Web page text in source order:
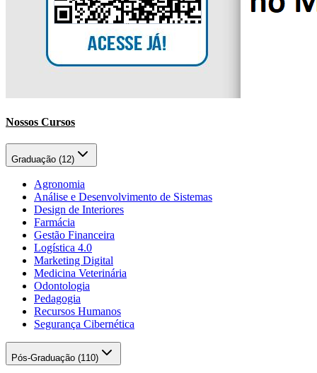
Nossos Cursos
Graduação (12)
Agronomia
Análise e Desenvolvimento de Sistemas
Design de Interiores
Farmácia
Gestão Financeira
Logística 4.0
Marketing Digital
Medicina Veterinária
Odontologia
Pedagogia
Recursos Humanos
Segurança Cibernética
Pós-Graduação (110)